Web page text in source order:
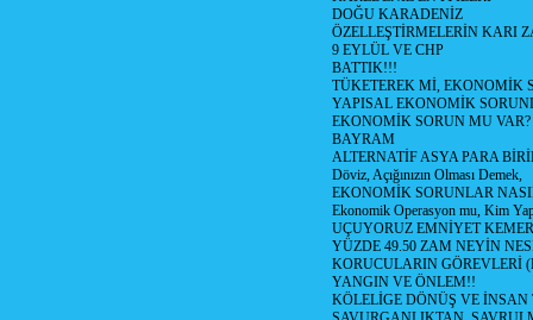
DOĞU KARADENİZ
ÖZELLEŞTİRMELERİN KARI
9 EYLÜL VE CHP
BATTIK!!!
TÜKETEREK Mİ, EKONOMİK
YAPISAL EKONOMİK
EKONOMİK SORUN MU VAR?
BAYRAM
ALTERNATİF ASYA PARA
Döviz, Açığınızın Olması Demek,
EKONOMİK SORUNLAR
Ekonomik Operasyon mu, Kim
UÇUYORUZ EMNİYET
YÜZDE 49.50 ZAM NEYİN
KORUCULARIN GÖREVLERİ
YANGIN VE ÖNLEM!!
KÖLELİGE DÖNÜŞ VE İNSAN